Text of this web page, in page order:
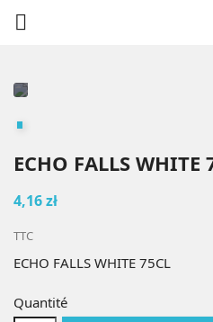

ECHO FALLS WHITE
4,16 zł
TTC
ECHO FALLS WHITE 75CL
Quantité